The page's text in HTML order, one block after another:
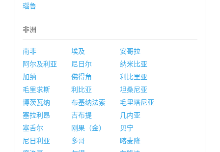
瑙鲁
非洲
南非 埃及
安哥拉
阿尔及利亚
尼日尔
纳米比亚
加纳
佛得角
利比里亚
毛里求斯
利比亚
坦桑尼亚
博茨瓦纳
布基纳法索
毛里塔尼亚
塞拉利昂
吉布提
几内亚
塞舌尔
刚果（金）
贝宁
尼日利亚
多哥
喀麦隆